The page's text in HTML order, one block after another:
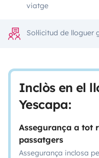
viatge
Sol·licitud de
Inclòs en el
Yescapa:
Assegurança a tot
passatgers
Assegurança inclosa